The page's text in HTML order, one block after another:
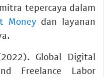
tepercaya dalam
Money dan layanan
Global Digital
Freelance Labor